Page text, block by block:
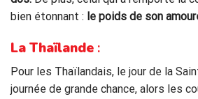
bien étonnant : le poids de son
La Thaïlande :
Pour les Thaïlandais, le jour de la
journée de grande chance, alors les